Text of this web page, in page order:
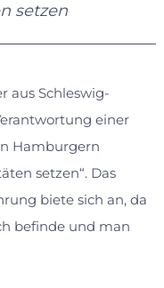
setzen
aus Schleswig-
einer
Hamburgern
setzen“. Das
biete sich an, da
befinde und man